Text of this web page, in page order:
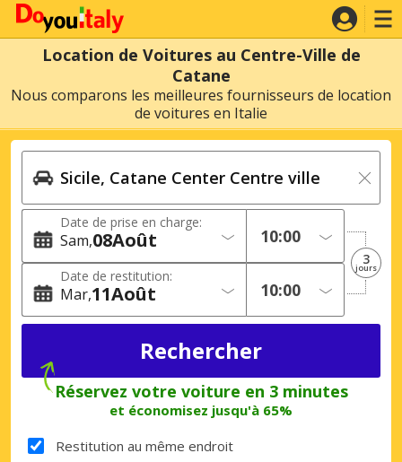
Location de Voitures au Centre-Ville de
Catane
Nous comparons les meilleures fournisseurs de location
de voitures en Italie
Date de prise en charge:
Sam 08Août
Date de restitution:
Mar 11Août
3
jours
Réservez votre voiture en 3 minutes
et économisez jusqu'à 65%
Restitution au même endroit